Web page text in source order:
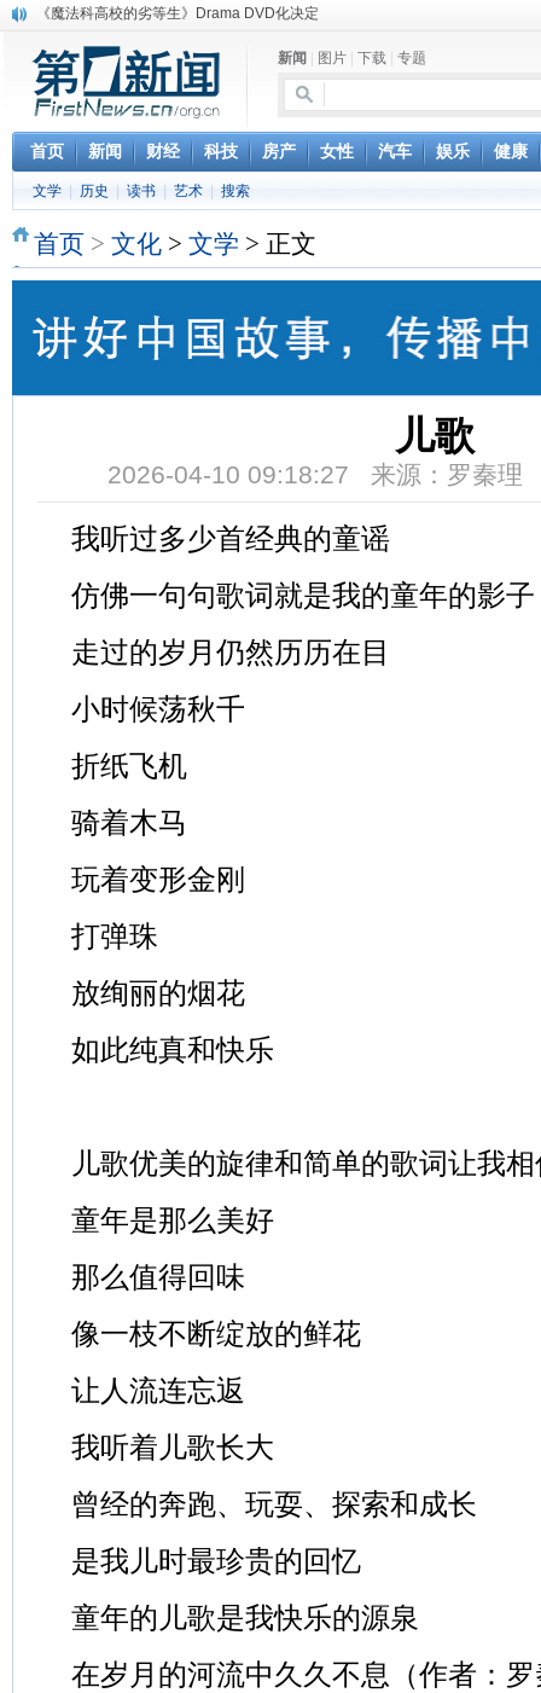
《魔法科高校的劣等生》Drama DVD化决定
消息称刘强东要求京东商城明年扭亏为盈
保健品也能吃出一身病? 康宝莱员工自揭多项家丑
煤价"跳水"电企利润"蹦高" 电煤联动亟待完善
苹果公司自建太阳能电厂为数据中心供电
吃饭、睡觉、黑人人？
网络电商和传统出版商的角逐：亚马逊停止接受Hachette所有图书订单
《中二病也想谈恋爱》女主角特报预告公开
新闻 图片 下载 专题
首页 新闻 财经 科技 房产 女性 汽车 娱乐 健康
文学 历史 读书 艺术 搜索
首页 > 文化 > 文学 > 正文
儿歌
2026-04-10 09:18:27 来源：罗秦理
我听过多少首经典的童谣
仿佛一句句歌词就是我的童年的影子
走过的岁月仍然历历在目
小时候荡秋千
折纸飞机
骑着木马
玩着变形金刚
打弹珠
放绚丽的烟花
如此纯真和快乐
儿歌优美的旋律和简单的歌词让我
童年是那么美好
那么值得回味
像一枝不断绽放的鲜花
让人流连忘返
我听着儿歌长大
曾经的奔跑、玩耍、探索和成长
是我儿时最珍贵的回忆
童年的儿歌是我快乐的源泉
在岁月的河流中久久不息（作者：